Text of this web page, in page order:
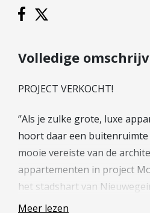
Banken
Duurzame hypotheek
Reviews
Over Ons
Ons Team
Vacatures
FAQ
Volledige
PROJECT VERKOCHT!
‘’Als je zulke grote, luxe
hoort daar een buitenruimte
mooie vereiste van de
appartementen in project
het stadshart van
voorzieningen binnen
Meer lezen